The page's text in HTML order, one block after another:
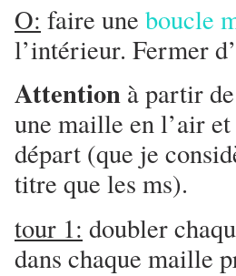
O: faire une boucle
l’intérieur. Fermer
Attention à partir
une maille en l’air
départ (que je
titre que les ms).
tour 1: doubler
dans chaque maille